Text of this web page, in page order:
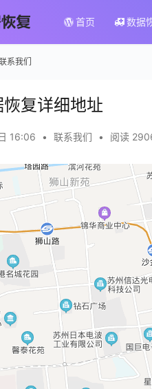
首页 数据
系我们
复详细地址
16:06 • 联系我们 • 阅读